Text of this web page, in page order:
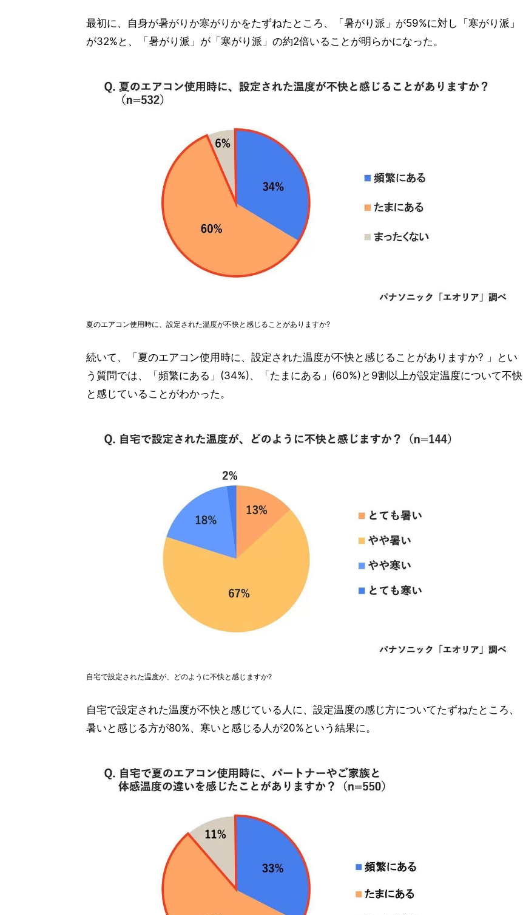
最初に、自身が暑がりか寒がりかをたずねたところ、「暑がり派」が59%に対し「寒がり派」
が32%と、「暑がり派」が「寒がり派」の約2倍いることが明らかになった。
夏のエアコン使用時に、設定された温度が不快と感じることがありますか?
続いて、「夏のエアコン使用時に、設定された温度が不快と感じることがありますか? 」とい
う質問では、「頻繁にある」(34%)、「たまにある」(60%)と9割以上が設定温度について不快
と感じていることがわかった。
自宅で設定された温度が、どのように不快と感じますか?
自宅で設定された温度が不快と感じている人に、設定温度の感じ方についてたずねたところ、
暑いと感じる方が80%、寒いと感じる人が20%という結果に。